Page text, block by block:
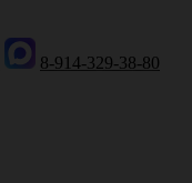
8-914-329-38-80